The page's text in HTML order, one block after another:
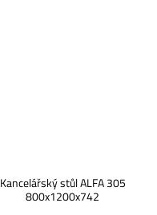
Kancelářský stůl ALFA 305
800x1200x742